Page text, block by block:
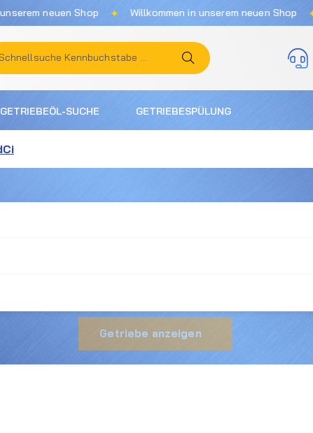
neuen Shop ✦ Willkommen in unserem neuen Shop ✦
GETRIEBEÖL-SUCHE GETRIEBESPÜLUNG
Getriebe anzeigen